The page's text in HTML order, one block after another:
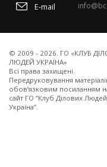
E-mail
© 2009 - 2026. ГО «КЛУБ
ЛЮДЕЙ УКРАЇНА»
Всi права захищенi.
Передруковування
обов’язковим посиланням
сайт ГО “Клуб Ділових Людей
Україна”.